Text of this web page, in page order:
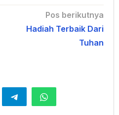
Pos berikutnya
Hadiah Terbaik Dari
Tuhan